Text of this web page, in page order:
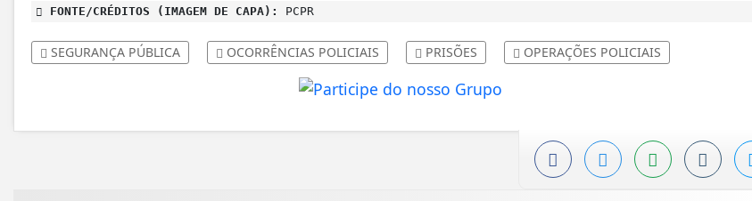
FONTE/CRÉDITOS (IMAGEM DE CAPA): PCPR
SEGURANÇA PÚBLICA OCORRÊNCIAS POLICIAIS PRISÕES OPERAÇÕES POLICIAIS